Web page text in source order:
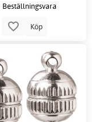
Beställningsvara
Köp